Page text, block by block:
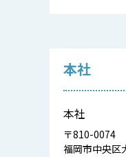
本社
本社
〒810-0074
福岡市中央